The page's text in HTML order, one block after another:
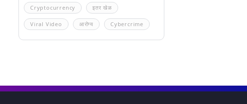
Cryptocurrency इतर खेळ
Viral Video आरोग्य Cybercrime